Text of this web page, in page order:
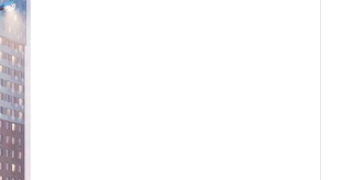
(корп. 8-10)
(корп. 8-10)
(корп. 8-10)
(корп. 8-10)
(корп. 8-10)
(корп. 8-10)
(корп. 8-10)
(корп. 8-10)
(корп. 8-10)